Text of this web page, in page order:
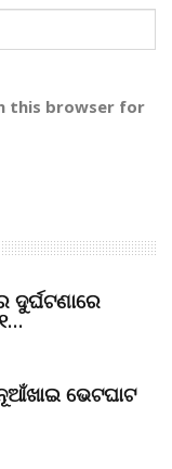
this browser for
ଭେଟଘାଟ